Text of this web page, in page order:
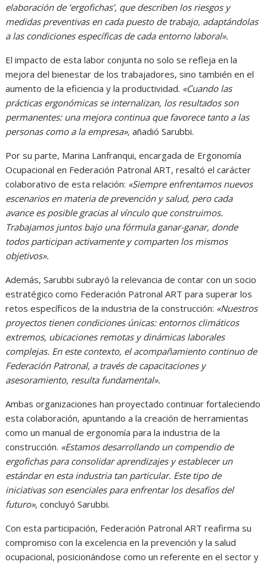
elaboración de ‘ergofichas’, que describen los riesgos y
medidas preventivas en cada puesto de trabajo, adaptándolas
a las condiciones específicas de cada entorno laboral».
El impacto de esta labor conjunta no solo se refleja en la
mejora del bienestar de los trabajadores, sino también en el
aumento de la eficiencia y la productividad. «Cuando las
prácticas ergonómicas se internalizan, los resultados son
permanentes: una mejora continua que favorece tanto a las
personas como a la empresa», añadió Sarubbi.
Por su parte, Marina Lanfranqui, encargada de Ergonomía
Ocupacional en Federación Patronal ART, resaltó el carácter
colaborativo de esta relación: «Siempre enfrentamos nuevos
escenarios en materia de prevención y salud, pero cada
avance es posible gracias al vínculo que construimos.
Trabajamos juntos bajo una fórmula ganar-ganar, donde
todos participan activamente y comparten los mismos
objetivos».
Además, Sarubbi subrayó la relevancia de contar con un socio
estratégico como Federación Patronal ART para superar los
retos específicos de la industria de la construcción: «Nuestros
proyectos tienen condiciones únicas: entornos climáticos
extremos, ubicaciones remotas y dinámicas laborales
complejas. En este contexto, el acompañamiento continuo de
Federación Patronal, a través de capacitaciones y
asesoramiento, resulta fundamental».
Ambas organizaciones han proyectado continuar fortaleciendo
esta colaboración, apuntando a la creación de herramientas
como un manual de ergonomía para la industria de la
construcción. «Estamos desarrollando un compendio de
ergofichas para consolidar aprendizajes y establecer un
estándar en esta industria tan particular. Este tipo de
iniciativas son esenciales para enfrentar los desafíos del
futuro», concluyó Sarubbi.
Con esta participación, Federación Patronal ART reafirma su
compromiso con la excelencia en la prevención y la salud
ocupacional, posicionándose como un referente en el sector y